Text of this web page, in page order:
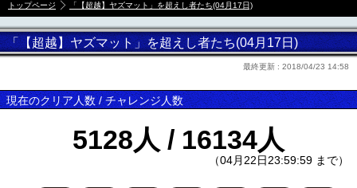
トップページ 「【超越】ヤズマット」を超えし者たち(04月17日)
「【超越】ヤズマット」を超えし者たち(04月17日)
最終更新 : 2018/04/23 14:58
現在のクリア人数 / チャレンジ人数
5128人 / 16134人
（04月22日23:59:59 まで）